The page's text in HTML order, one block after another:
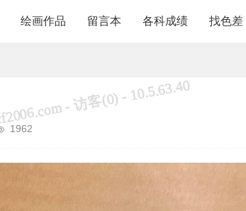
绘画作品 留言本 各科成绩 找色差
1962